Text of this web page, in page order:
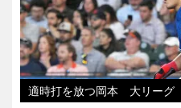
適時打を放つ岡本 大リーグ